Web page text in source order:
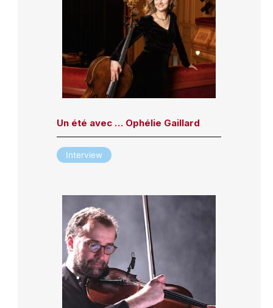
Un été avec … Ophélie Gaillard
Interview